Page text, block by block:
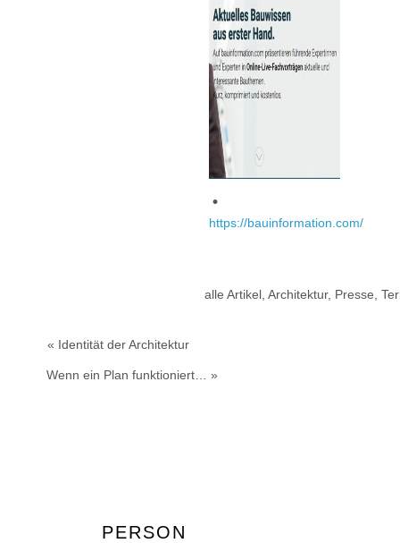
https://bauinformation.com/
alle Artikel, Architektur, Presse
« Identität der Architektur
Wenn ein Plan funktioniert… »
PERSON